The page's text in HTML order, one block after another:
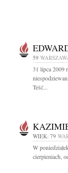
59
31 lipca 2009
Teść...
WIEK: 79
W
cierpieniach,